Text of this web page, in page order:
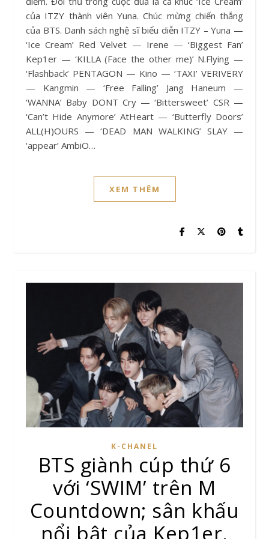
của ITZY thành viên Yuna. Chúc mừng chiến thắng
của BTS. Danh sách nghệ sĩ biểu diễn ITZY – Yuna —
‘Ice Cream’ Red Velvet — Irene — ‘Biggest Fan’
Kep1er — ‘KILLA (Face the other me)’ N.Flying —
‘Flashback’ PENTAGON — Kino — ‘TAXI’ VERIVERY
— Kangmin — ‘Free Falling’ Jang Haneum —
‘WANNA’ Baby DONT Cry — ‘Bittersweet’ CSR —
‘Can’t Hide Anymore’ AtHeart — ‘Butterfly Doors’
ALL(H)OURS — ‘DEAD MAN WALKING’ SLAY —
‘appear’ AmbiO…
XEM THÊM
K-CHANEL
BTS giành cúp thứ 6
với ‘SWIM’ trên M
Countdown; sân khấu
nổi bật của Kep1er,